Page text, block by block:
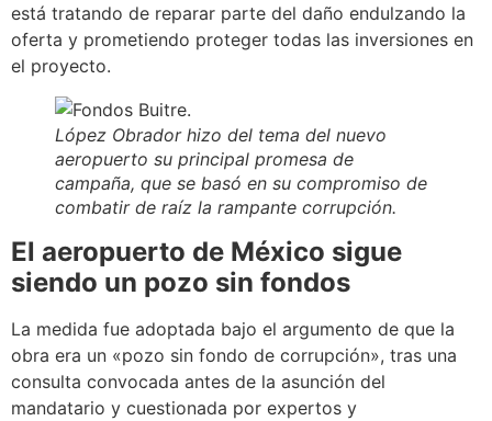
está tratando de reparar parte del daño endulzando la
oferta y prometiendo proteger todas las inversiones en
el proyecto.
López Obrador hizo del tema del nuevo
aeropuerto su principal promesa de
campaña, que se basó en su compromiso de
combatir de raíz la rampante corrupción.
El aeropuerto de México sigue
siendo un pozo sin fondos
La medida fue adoptada bajo el argumento de que la
obra era un «pozo sin fondo de corrupción», tras una
consulta convocada antes de la asunción del
mandatario y cuestionada por expertos y